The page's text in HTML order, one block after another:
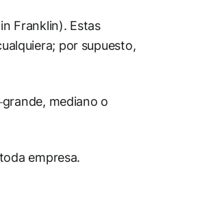
Franklin). Estas
por supuesto,
mediano o
empresa.